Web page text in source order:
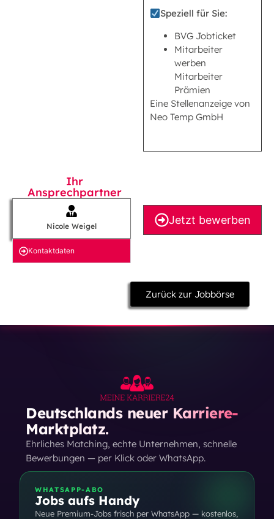
Speziell für Sie:
BVG Jobticket
Mitarbeiter
werben
Mitarbeiter
Prämien
Eine Stellenanzeige von
Neo Temp GmbH
Ihr
Ansprechpartner
Nicole Weigel
Kontakt­daten
Jetzt bewerben
Zurück zur Jobbörse
Deutschlands neuer Karriere-
Marktplatz.
Ehrliches Matching, echte Unternehmen, schnelle
Bewerbungen — per Klick oder WhatsApp.
WHATSAPP-ABO
Jobs aufs Handy
Neue Premium-Jobs frisch per WhatsApp — kostenlos,